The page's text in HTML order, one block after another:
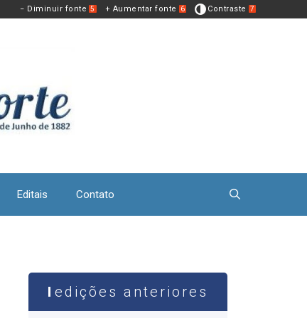
− Diminuir fonte 5 + Aumentar fonte 6 Contraste 7
Editais Contato
edições anteriores